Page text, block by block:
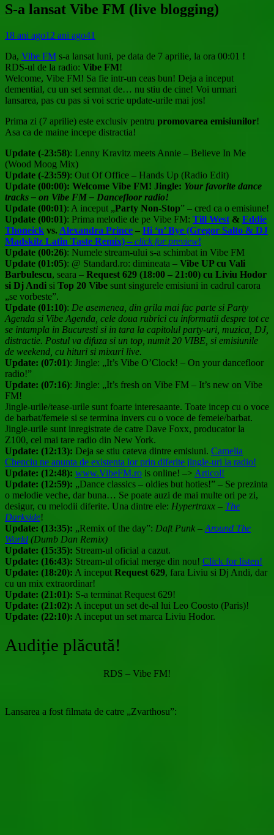
S-a lansat Vibe FM (live blogging)
18 ani ago12 ani ago41
Da, Vibe FM s-a lansat luni, pe data de 7 aprilie, la ora 00:01 !
RDS-ul de la radio: Vibe FM!
Welcome, Vibe FM! Sa fie intr-un ceas bun! Deja a inceput
demential, cu un set semnat de… nu stiu de cine! Voi urmari
lansarea, pas cu pas si voi scrie update-urile mai jos!
Prima zi (7 aprilie) este exclusiv pentru promovarea emisiunilor!
Asa ca de maine incepe distractia!
Update (-23:58): Lenny Kravitz meets Annie – Believe In Me
(Wood Moog Mix)
Update (-23:59): Out Of Office – Hands Up (Radio Edit)
Update (00:00): Welcome Vibe FM! Jingle: Your favorite dance
tracks – on Vibe FM – Dancefloor radio!
Update (00:01): A inceput „Party Non-Stop” – cred ca o emisiune!
Update (00:01): Prima melodie de pe Vibe FM: Till West & Eddie
Thoneick vs. Alexandra Prince – Hi ‘n’ Bye (Gregor Salto & DJ
Madskilz Latin Taste Remix) –click for preview!
Update (00:26): Numele stream-ului s-a schimbat in Vibe FM
Update (01:05): @ Standard.ro: dimineata – Vibe UP cu Vali
Barbulescu, seara – Request 629 (18:00 – 21:00) cu Liviu Hodor
si Dj Andi si Top 20 Vibe sunt singurele emisiuni in cadrul carora
„se vorbeste”.
Update (01:10): De asemenea, din grila mai fac parte si Party
Agenda si Vibe Agenda, cele doua rubrici cu informatii despre tot ce
se intampla in Bucuresti si in tara la capitolul party-uri, muzica, DJ,
distractie. Postul va difuza si un top, numit 20 VIBE, si emisiunile
de weekend, cu hituri si mixuri live.
Update: (07:01): Jingle: „It’s Vibe O’Clock! – On your dancefloor
radio!”
Update: (07:16): Jingle: „It’s fresh on Vibe FM – It’s new on Vibe
FM!
Jingle-urile/tease-urile sunt foarte interesaante. Toate incep cu o voce
de barbat/femeie si se termina invers cu o voce de femeie/barbat.
Jingle-urile sunt inregistrate de catre Dave Foxx, producator la
Z100, cel mai tare radio din New York.
Update: (12:13): Deja se stiu cateva dintre emisiuni. Camelia
Chenciu ne anunta de existenta lor prin diferite jingle-uri la radio!
Update: (12:48): www.VibeFM.ro is online! –> Articol!
Update: (12:59): „Dance classics – oldies but hoties!” – Se prezinta
o melodie veche, dar buna… Se poate auzi de mai multe ori pe zi,
desigur, cu melodii diferite. Una dintre ele: Hypertraxx – The
Darkside!
Update: (13:35): „Remix of the day”: Daft Punk – Around The
World (Dumb Dan Remix)
Update: (15:35): Stream-ul oficial a cazut.
Update: (16:43): Stream-ul oficial merge din nou! Click for listen!
Update: (18:20): A inceput Request 629, fara Liviu si Dj Andi, dar
cu un mix extraordinar!
Update: (21:01): S-a terminat Request 629!
Update: (21:02): A inceput un set de-al lui Leo Coosto (Paris)!
Update: (22:10): A inceput un set marca Liviu Hodor.
Audiție plăcută!
RDS – Vibe FM!
Lansarea a fost filmata de catre „Zvarthosu”: